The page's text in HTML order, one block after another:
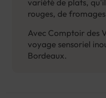
vins blancs frais et
les goûts.
variété de plats,
rouges, de
Avec Comptoir des
voyage sensoriel
Bordeaux.